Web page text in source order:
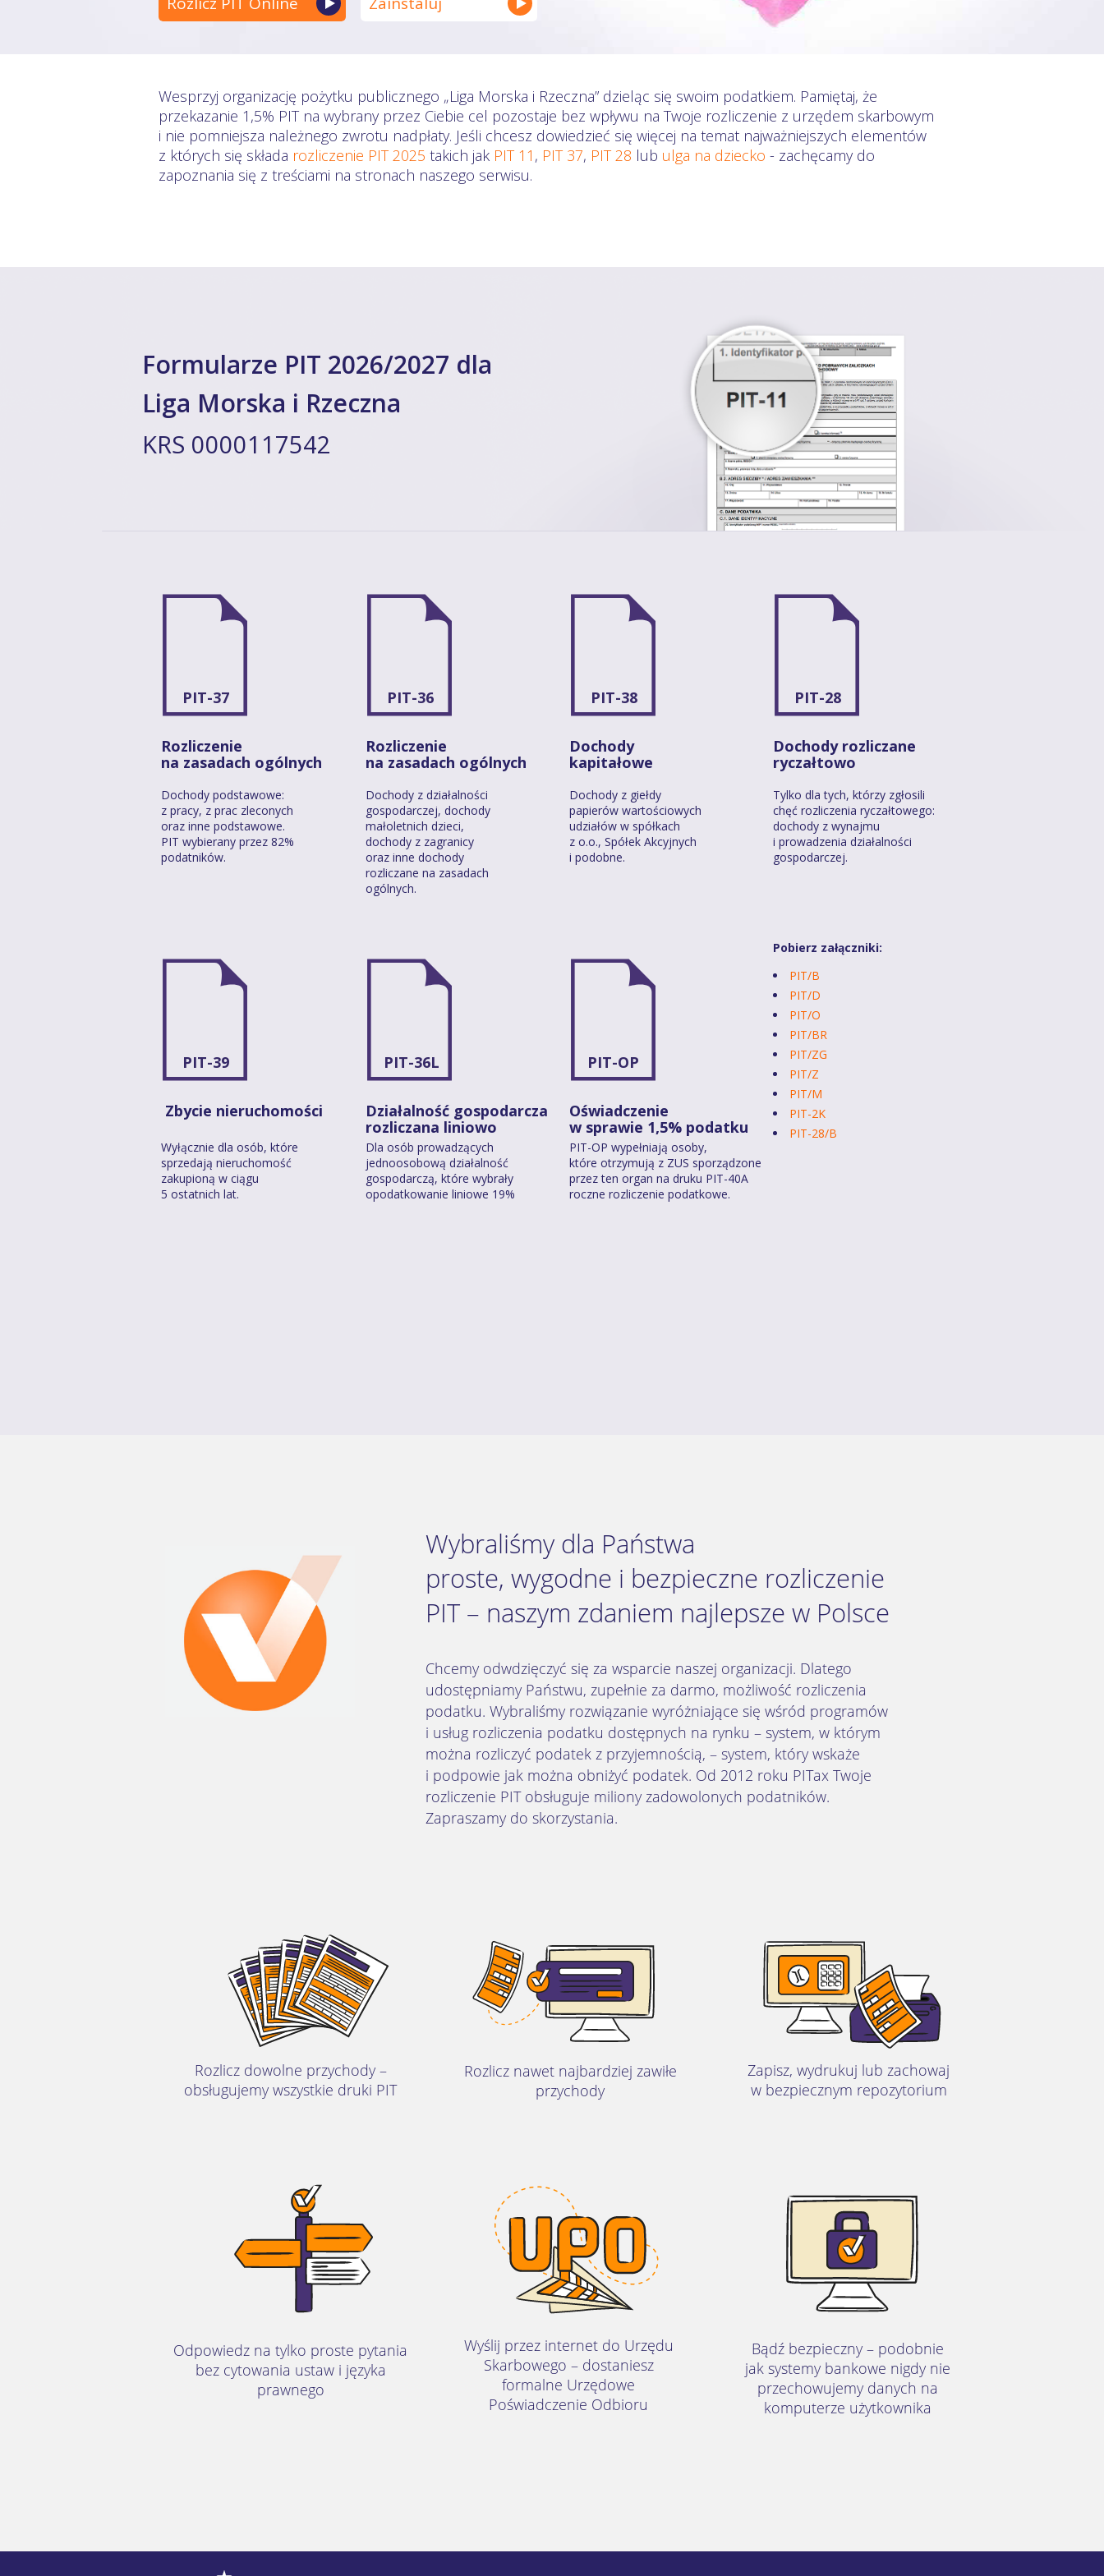
Wesprzyj organizację pożytku publicznego „Liga Morska i Rzeczna” dzieląc się swoim podatkiem. Pamiętaj, że
przekazanie 1,5% PIT na wybrany przez Ciebie cel pozostaje bez wpływu na Twoje rozliczenie z urzędem skarbowym
i nie pomniejsza należnego zwrotu nadpłaty. Jeśli chcesz dowiedzieć się więcej na temat najważniejszych elementów
z których się składa rozliczenie PIT 2025 takich jak PIT 11 , PIT 37, PIT 28 lub ulga na dziecko - zachęcamy do
zapoznania się z treściami na stronach naszego serwisu.
Formularze PIT 2026/2027 dla
Liga Morska i Rzeczna
KRS 0000117542
PIT-37 PIT-36 PIT-38 PIT-28
Rozliczenie
na zasadach ogólnych
Rozliczenie
na zasadach ogólnych
Dochody
kapitałowe
Dochody rozliczane
ryczałtowo
Dochody podstawowe:
z pracy, z prac zleconych
oraz inne podstawowe.
PIT wybierany przez 82%
podatników.
Dochody z działalności
gospodarczej, dochody
małoletnich dzieci,
dochody z zagranicy
oraz inne dochody
rozliczane na zasadach
ogólnych.
Dochody z giełdy
papierów wartościowych
udziałów w spółkach
z o.o., Spółek Akcyjnych
i podobne.
Tylko dla tych, którzy zgłosili
chęć rozliczenia ryczałtowego:
dochody z wynajmu
i prowadzenia działalności
gospodarczej.
PIT-39 PIT-36L PIT-OP
Pobierz załączniki:
PIT/B
PIT/D
PIT/O
PIT/BR
PIT/ZG
PIT/Z
PIT/M
PIT-2K
PIT-28/B
Zbycie nieruchomości
Działalność gospodarcza
rozliczana liniowo
Oświadczenie
w sprawie 1,5% podatku
Wyłącznie dla osób, które
sprzedają nieruchomość
zakupioną w ciągu
5 ostatnich lat.
Dla osób prowadzących
jednoosobową działalność
gospodarczą, które wybrały
opodatkowanie liniowe 19%
PIT-OP wypełniają osoby,
które otrzymują z ZUS sporządzone
przez ten organ na druku PIT-40A
roczne rozliczenie podatkowe.
Wybraliśmy dla Państwa
proste, wygodne i bezpieczne rozliczenie
PIT – naszym zdaniem najlepsze w Polsce
Chcemy odwdzięczyć się za wsparcie naszej organizacji. Dlatego
udostępniamy Państwu, zupełnie za darmo, możliwość rozliczenia
podatku. Wybraliśmy rozwiązanie wyróżniające się wśród programów
i usług rozliczenia podatku dostępnych na rynku – system, w którym
można rozliczyć podatek z przyjemnością, – system, który wskaże
i podpowie jak można obniżyć podatek. Od 2012 roku PITax Twoje
rozliczenie PIT obsługuje miliony zadowolonych podatników.
Zapraszamy do skorzystania.
Rozlicz dowolne przychody –
obsługujemy wszystkie druki PIT
Rozlicz nawet najbardziej zawiłe
przychody
Zapisz, wydrukuj lub zachowaj
w bezpiecznym repozytorium
Odpowiedz na tylko proste pytania
bez cytowania ustaw i języka
prawnego
Wyślij przez internet do Urzędu
Skarbowego – dostaniesz
formalne Urzędowe
Poświadczenie Odbioru
Bądź bezpieczny – podobnie
jak systemy bankowe nigdy nie
przechowujemy danych na
komputerze użytkownika